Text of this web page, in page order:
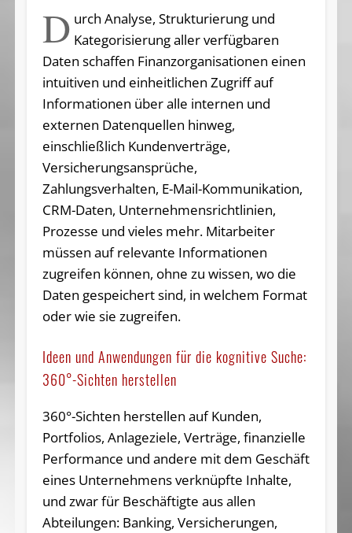
D urch Analyse, Strukturierung und
Kategorisierung aller verfügbaren
Daten schaffen Finanzorganisationen einen
intuitiven und einheitlichen Zugriff auf
Informationen über alle internen und
externen Datenquellen hinweg,
einschließlich Kundenverträge,
Versicherungsansprüche,
Zahlungsverhalten, E-Mail-Kommunikation,
CRM-Daten, Unternehmensrichtlinien,
Prozesse und vieles mehr. Mitarbeiter
müssen auf relevante Informationen
zugreifen können, ohne zu wissen, wo die
Daten gespeichert sind, in welchem Format
oder wie sie zugreifen.
Ideen und Anwendungen für die kognitive Suche:
360°-Sichten herstellen
360°-Sichten herstellen auf Kunden,
Portfolios, Anlageziele, Verträge, finanzielle
Performance und andere mit dem Geschäft
eines Unternehmens verknüpfte Inhalte,
und zwar für Beschäftigte aus allen
Abteilungen: Banking, Versicherungen,